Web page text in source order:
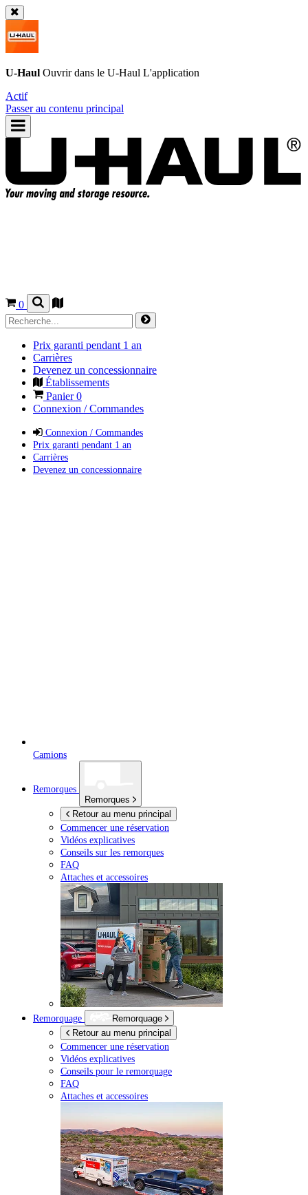
U-Haul Ouvrir dans le U-Haul L'application
Actif
Passer au contenu principal
0
Prix garanti pendant 1 an
Carrières
Devenez un concessionnaire
Établissements
Panier0
Connexion / Commandes
Connexion / Commandes
Prix garanti pendant 1 an
Carrières
Devenez un concessionnaire
Camions
Remorques
Remorques
Retour au menu principal
Commencer une réservation
Vidéos explicatives
Conseils sur les remorques
FAQ
Attaches et accessoires
Remorquage
Remorquage
Retour au menu principal
Commencer une réservation
Vidéos explicatives
Conseils pour le remorquage
FAQ
Attaches et accessoires